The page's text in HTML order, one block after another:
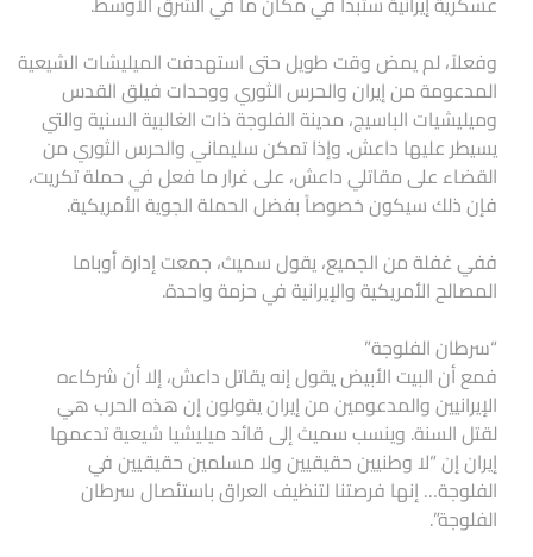
وفعلاً، لم يمض وقت طويل حتى استهدفت الميليشات الشيعية
المدعومة من إيران والحرس الثوري ووحدات فيلق القدس
وميليشيات الباسيج، مدينة الفلوجة ذات الغالبية السنية والتي
يسيطر عليها داعش. وإذا تمكن سليماني والحرس الثوري من
القضاء على مقاتلي داعش، على غرار ما فعل في حملة تكريت،
فإن ذلك سيكون خصوصاً بفضل الحملة الجوية الأمريكية.
ففي غفلة من الجميع، يقول سميث، جمعت إدارة أوباما
المصالح الأمريكية والإيرانية في حزمة واحدة.
“سرطان الفلوجة”
فمع أن البيت الأبيض يقول إنه يقاتل داعش، إلا أن شركاءه
الإيرانيين والمدعومين من إيران يقولون إن هذه الحرب هي
لقتل السنة. وينسب سميث إلى قائد ميليشيا شيعية تدعمها
إيران إن “لا وطنيين حقيقيين ولا مسلمين حقيقيين في
الفلوجة… إنها فرصتنا لتنظيف العراق باستئصال سرطان
الفلوجة”.